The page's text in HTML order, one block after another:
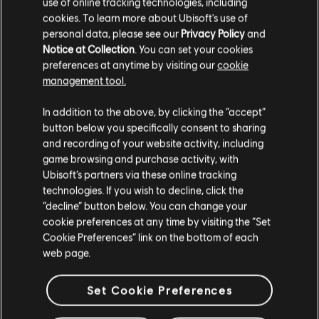
9,99 €
Anzeige:
Du bist auf der Suche nach den neuesten Videospielen für PC? Dann bist du im
Ubisoft Store
genau richtig! Genieße das ultimative Spielerlebnis mit neuen
Spielen, Season Pässen und weiterenzusätzlichen Inhaltenaus dem Ubisoft Store.
Durch regelmäßige Angebote kannst dutolle Schnäppchen für Spiele aus Ubisofts
Soweit wir wissen kommst du aus
Staaten von Amerika.
Wenn du etwas bestellen möchtest, besuche bitte
deinen lokalen Ubisoft Store.
Im aktuellen Store bleiben
ZUM LOKALEN STORE WECHSELN
cookies. To learn more about Ubisoft's use of
personal data, please see our Privacy Policyand
Notice at Collection. You can set your cookies
preferences at anytime by visiting ourcookie
management tool.
In addition to the above, by clicking the “accept”
button below you specifically consent to sharing
and recording of your website activity, including
game browsing and purchase activity, with
Ubisoft’s partners via these online tracking
technologies. If you wish to decline, click the
“decline” button below. You can change your
cookie preferences at any time by visiting the “Set
Cookie Preferences” link on the bottom of each
web page.
Set Cookie Preferences